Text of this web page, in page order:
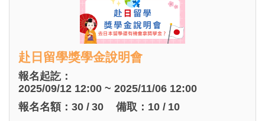
赴日留學獎學金說明會
報名起訖：
2025/09/12 12:00 ~ 2025/11/06 12:00
報名名額： 30 / 30 備取： 10 / 10